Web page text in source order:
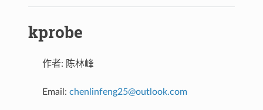
kprobe
作者: 陈林峰
Email:chenlinfeng25@outlook.com